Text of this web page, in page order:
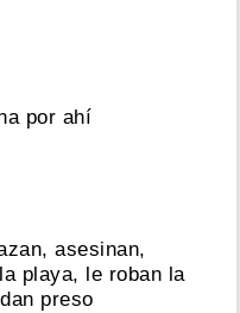
por ahí
asesinan,
playa, le roban la
preso